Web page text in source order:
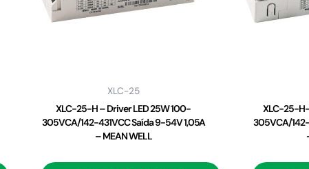
XLC-25
XLC-25-H – Driver LED 25W 100-
305VCA/142-431VCC Saída 9-54V 1,05A
– MEAN WELL
XLC-25-H-
305VCA/